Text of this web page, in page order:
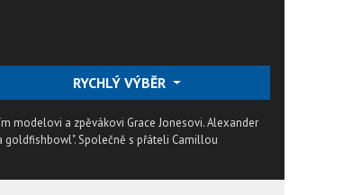
RYCHLÝ VÝBĚR
modelovi a zpěvákovi Grace Jonesovi. Alexander
goldfishbowl". Společně s přáteli Camillou